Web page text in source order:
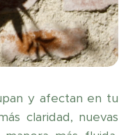
y afectan en tu
claridad, nuevas